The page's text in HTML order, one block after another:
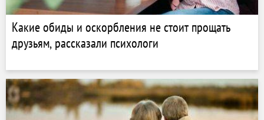
Какие обиды и оскорбления не стоит прощать
друзьям, рассказали психологи